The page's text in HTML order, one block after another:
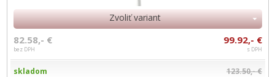
Zvoliť variant
82.58,- €
bez DPH
99.92,- €
s DPH
skladom 123.50,- €